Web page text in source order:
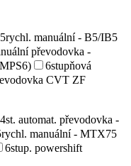
5rychl. manuální - B5/IB5
převodovka -
6stupňová
CVT ZF
4st. automat. převodovka -
manuální - MTX75
6stup. powershift